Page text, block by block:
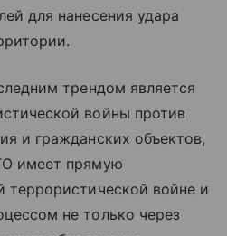
для нанесения удара
трендом является
войны против
и гражданских объектов,
имеет прямую
террористической войне и
не только через